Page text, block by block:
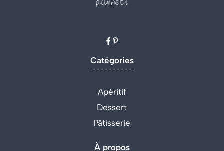
Catégories
Apéritif
Dessert
Pâtisserie
À propos